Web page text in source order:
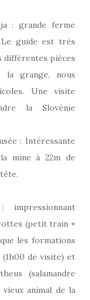
: grande ferme
guide est très
différentes pièces
la grange, nous
Une visite
la Slovénie
: Intéressante
mine à 22m de
impressionnant
(petit train +
les formations
de visite) et
(salamandre
animal de la